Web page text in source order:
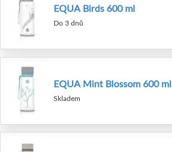
EQUA Birds 600 ml
Do 3 dnů
EQUA Mint Blossom 600 ml
Skladem